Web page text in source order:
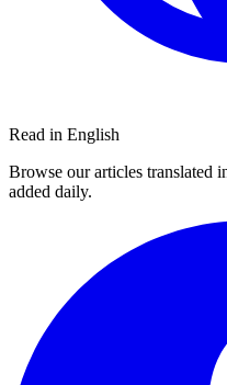
Read in English
Browse our articles translated
added daily.